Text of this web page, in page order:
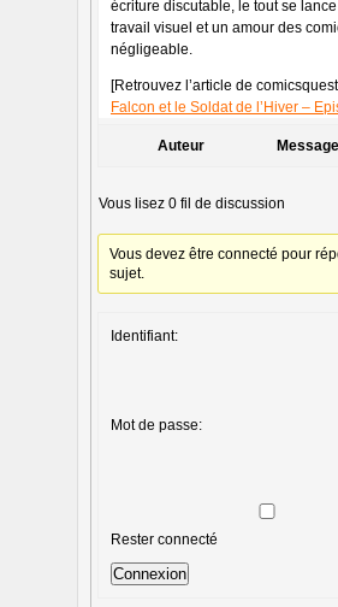
écriture discutable, le tout se
travail visuel et un amour des
négligeable.
[Retrouvez l’article de
Falcon et le Soldat de l’Hiver –
Auteur
Vous lisez 0 fil de discussion
Vous devez être connecté pour
sujet.
Identifiant:
Mot de passe:
Rester connecté
Connexion